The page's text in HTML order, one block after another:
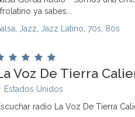
ya sabes...
Jazz Jazz Latino 70s 80s
Voz De Tierra
Estados Unidos
radio La Voz De Tierra